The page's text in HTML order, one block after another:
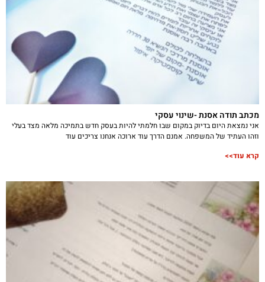
מכתב תודה אסנת -שינוי עסקי
אני נמצאת היום בדיוק במקום שבו חלמתי להיות בעסק חדש בתמיכה מלאה מצד בעלי
וזהו העתיד של המשפחה. אמנם הדרך עוד ארוכה אנחנו צריכים עוד
קרא עוד>>